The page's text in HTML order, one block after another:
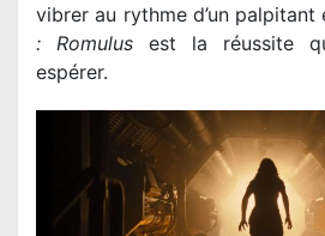
vibrer au rythme d’un palpitant
: Romulus est la réussite
espérer.